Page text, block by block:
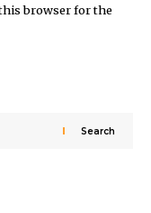
browser for the
Search